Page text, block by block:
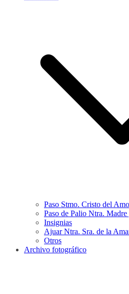
Paso Stmo. Cristo del
Paso de Palio Ntra.
Insignias
Ajuar Ntra. Sra. de la
Otros
Archivo fotográfico